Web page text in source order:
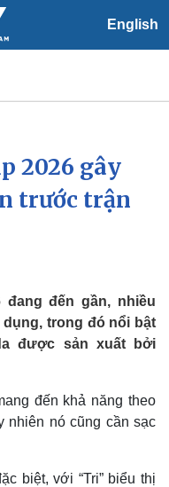
English
24h
báo thời tiết
2026 gây
trước trận
đang đến gần, nhiều
trong đó nổi bật
được sản xuất bởi
đến khả năng theo
nhiên nó cũng cần sạc
biệt, với “Tri” biểu thị